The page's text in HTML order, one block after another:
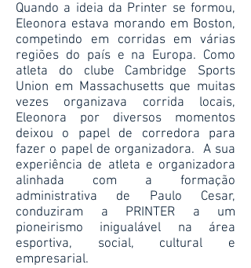
Quando a ideia da Printer se formou,
Eleonora estava morando em Boston,
competindo em corridas em várias
regiões do país e na Europa. Como
atleta do clube Cambridge Sports
Union em Massachusetts que muitas
vezes organizava corrida locais,
Eleonora por diversos momentos
deixou o papel de corredora para
fazer o papel de organizadora. A sua
experiência de atleta e organizadora
alinhada com a formação
administrativa de Paulo Cesar,
conduziram a PRINTER a um
pioneirismo inigualável na área
esportiva, social, cultural e
empresarial.